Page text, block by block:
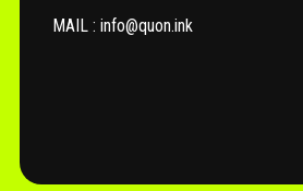
MAIL : info@quon.ink